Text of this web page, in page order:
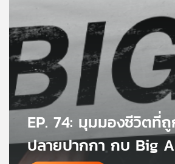
เรา
เครือ
ข่าย
วิทยุ
บี
เอส
EP. 74: มุมมองชีวิตที่ถู
ปลายปากกา กบ Big